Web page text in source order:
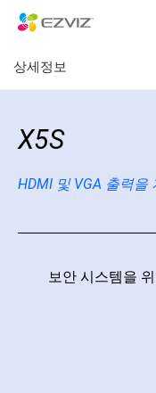
상세정보
X5S
HDMI 및 VGA 출력을
보안 시스템을